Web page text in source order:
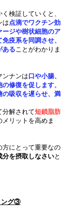
検証していくと、
は点滴でワクチン効
ージや樹状細胞のア
疫系を同調させ、
あることがわかりま
ンナンは口や小腸、
の修復を促します。
の吸収を遅らせ、満
分解されて短鎖脂肪
リットを高めま
方にとって重要なの
分を摂取しなさいと
ング③